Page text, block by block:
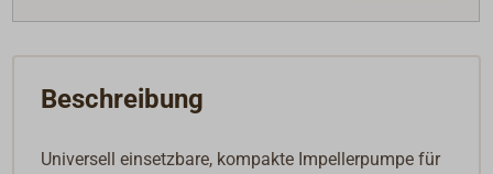
Beschreibung
Universell einsetzbare, kompakte Impellerpumpe für